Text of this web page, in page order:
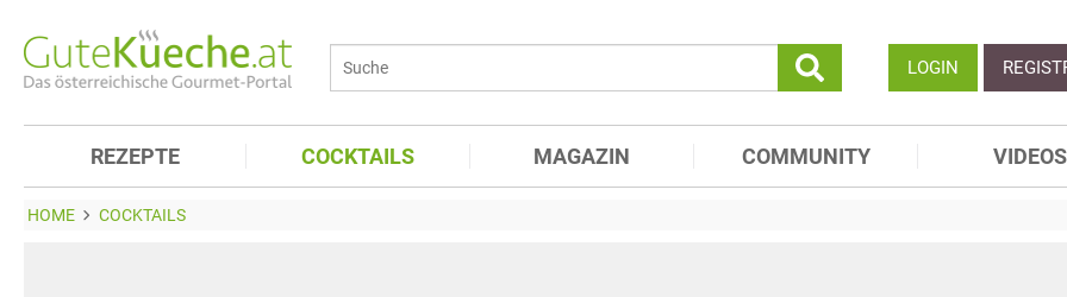
LOGIN
REZEPTE COCKTAILS MAGAZIN COMMUNITY VIDEOS
HOME COCKTAILS